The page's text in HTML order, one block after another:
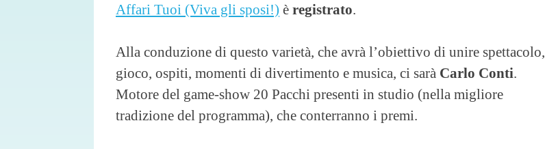
Affari Tuoi (Viva gli sposi!) è registrato.
Alla conduzione di questo varietà, che avrà l’obiettivo di unire spettacolo,
gioco, ospiti, momenti di divertimento e musica, ci sarà Carlo Conti.
Motore del game-show 20 Pacchi presenti in studio (nella migliore
tradizione del programma), che conterranno i premi.